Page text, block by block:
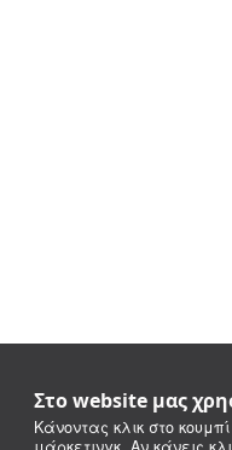
Στο website μας
Κάνοντας κλικ στο